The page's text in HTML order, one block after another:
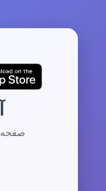
صفحه 1 از 343 | مجموع 3427 آرشیو